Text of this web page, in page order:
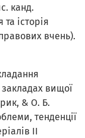
канд.
історія
вчень).
вищої
& О. Б.
тенденції
ІІ